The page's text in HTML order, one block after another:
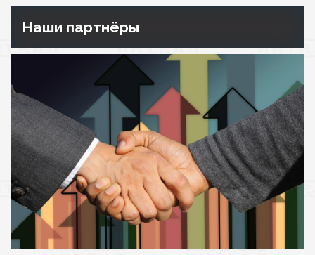
Наши партнёры